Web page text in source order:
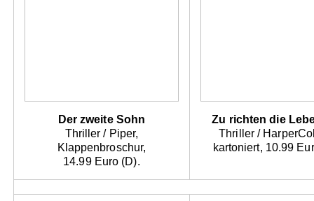
Der zweite Sohn
Thriller / Piper,
Klappenbroschur,
14.99 Euro (D).
Zu richten die
Thriller /
kartoniert, 10.99